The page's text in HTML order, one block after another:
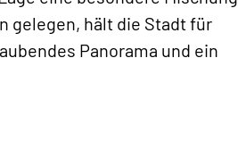
gelegen, hält die Stadt für
Panorama und ein